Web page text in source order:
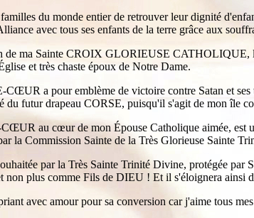
du monde entier de retrouver leur dignité
avec tous ses enfants de la terre grâce aux
de ma Sainte CROIX GLORIEUSE CATHOLIQUE,
et très chaste époux de Notre Dame.
a pour emblème de victoire contre Satan et
du futur drapeau CORSE, puisqu'il s'agit de mon île
au cœur de mon Épouse Catholique aimée,
la Commission Sainte de la Très Glorieuse Sainte
par la Très Sainte Trinité Divine, protégée
non plus comme Fils de DIEU ! Et il s'éloignera
avec amour pour sa conversion car j'aime tous